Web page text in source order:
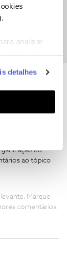
analisar
e
interesses
gerir a
detalhes
semana.
e que a NOS
do
ao tópico
Marque
comentários.